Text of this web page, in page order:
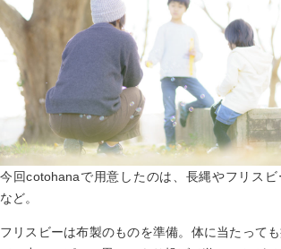
今回cotohanaで用意したのは、長縄やフリスビ
など。
フリスビーは布製のものを準備。体に当たって